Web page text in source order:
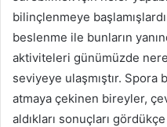
bilinçlenmeye
beslenme ile bunların
aktiviteleri günümüzde
seviyeye ulaşmıştır. Spora
atmaya çekinen bireyler,
aldıkları sonuçları